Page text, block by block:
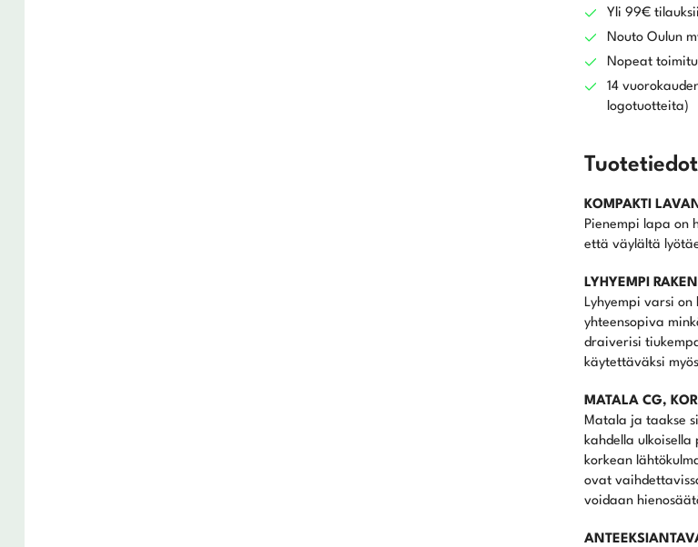
Driver
määrä
Yli 99€
Nouto Oulun
Nopeat
14
logotuotteita)
Tuotetiedot
KOMPAKTI
Pienempi lapa on
että väylältä
LYHYEMPI
Lyhyempi varsi
yhteensopiva
draiverisi
käytettäväksi
MATALA CG,
Matala ja taakse
kahdella
korkean
ovat
voidaan